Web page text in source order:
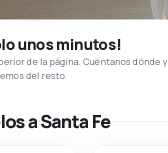
unos minutos!
de la página. Cuéntanos dónde y
del resto.
a Santa Fe